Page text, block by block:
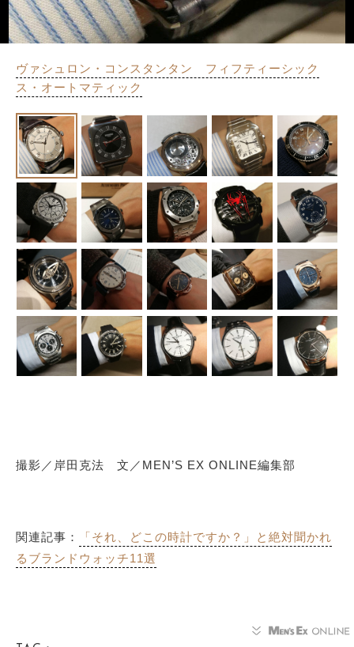
ヴァシュロン・コンスタンタン フィフティーシック
ス・オートマティック
撮影／岸田克法 文／MEN’S EX ONLINE編集部
関連記事：
「それ、どこの時計ですか？」と絶対聞かれ
るブランドウォッチ11選